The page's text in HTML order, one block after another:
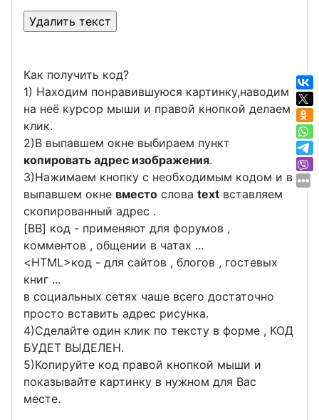
Как получить код?
1) Находим понравившуюся картинку,наводим
на неё курсор мыши и правой кнопкой делаем
клик.
2)В выпавшем окне выбираем пункт
копировать адрес изображения.
3)Нажимаем кнопку с необходимым кодом и в
выпавшем окне вместо слова text вставляем
скопированный адрес .
[BB] код - применяют для форумов ,
комментов , общении в чатах ...
<HTML>код - для сайтов , блогов , гостевых
книг ...
в социальных сетях чаше всего достаточно
просто вставить адрес рисунка.
4)Сделайте один клик по тексту в форме , КОД
БУДЕТ ВЫДЕЛЕН.
5)Копируйте код правой кнопкой мыши и
показывайте картинку в нужном для Вас
месте.